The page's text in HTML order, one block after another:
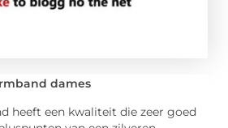
dames
heeft een kwaliteit die zeer goed